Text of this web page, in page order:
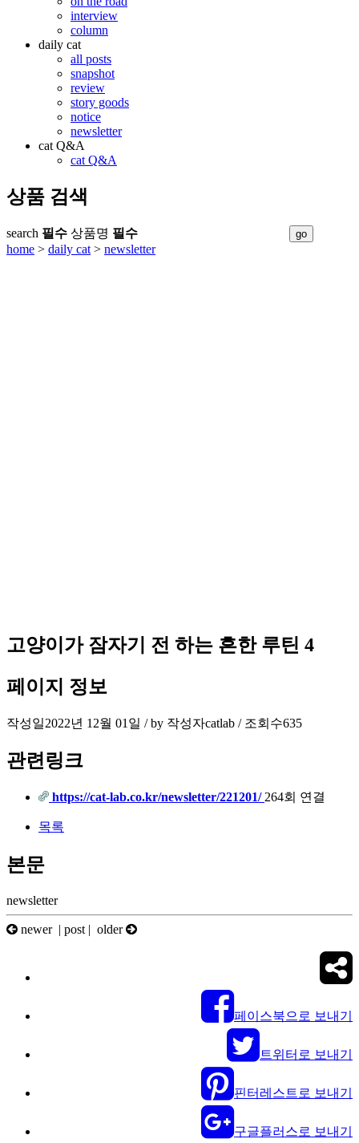
interview
column
daily cat
all posts
snapshot
review
story goods
notice
newsletter
cat Q&A
cat Q&A
상품 검색
search 필수 상품명 필수
home > daily cat > newsletter
고양이가 잠자기 전 하는 흔한 루틴 4
페이지 정보
작성일2022년 12월 01일 / by 작성자catlab / 조회수635
관련링크
https://cat-lab.co.kr/newsletter/221201/ 264회 연결
목록
본문
newsletter
newer | post | older
페이스북으로 보내기
트위터로 보내기
핀터레스트로 보내기
구글플러스로 보내기